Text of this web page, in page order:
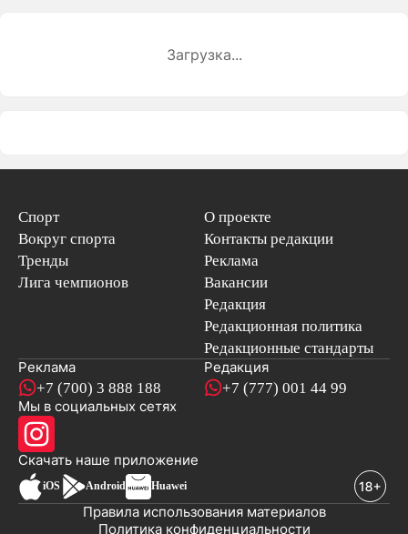
Загрузка...
Спорт
Вокруг спорта
Тренды
Лига чемпионов
О проекте
Контакты редакции
Реклама
Вакансии
Редакция
Редакционная политика
Редакционные стандарты
Реклама
+7 (700) 3 888 188
Редакция
+7 (777) 001 44 99
Мы в социальных сетях
Скачать наше приложениеновостей
iOS Android Huawei
Политика конфиденциальности
Правила использования материалов